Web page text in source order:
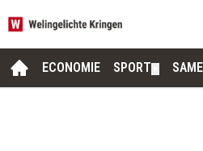
ECONOMIE SPORT